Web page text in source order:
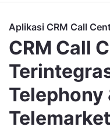
Aplikasi CRM Call
CRM Call
Telephony